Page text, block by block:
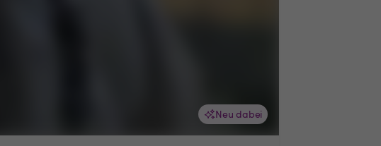
Neu dabei